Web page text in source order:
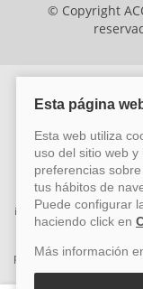
© Copyright
ACCION VIAJES SL
Regional (FEDER),
mediante el impulso
investigación de calidad
esta financiación, la
promoviendo la
apoyo de los